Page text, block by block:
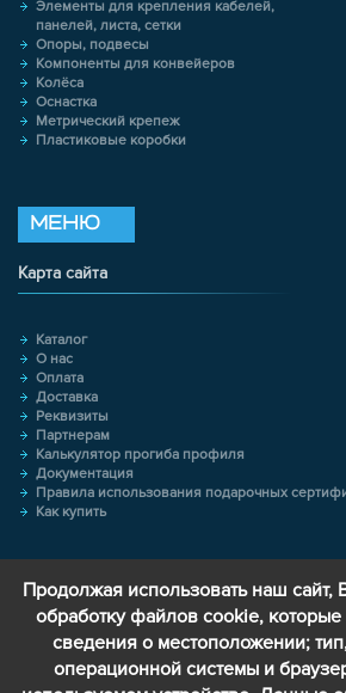
Элементы для крепления кабелей,
панелей, листа, сетки
Опоры, подвесы
Компоненты для конвейеров
Колёса
Оснастка
Метрический крепеж
Пластиковые коробки
МЕНЮ
Карта сайта
Каталог
О нас
Оплата
Доставка
Реквизиты
Партнерам
Калькулятор прогиба профиля
Документация
Правила использования подарочных
Как купить
Продолжая использовать наш сайт,
обработку файлов cookie,
сведения о местоположении;
операционной системы и